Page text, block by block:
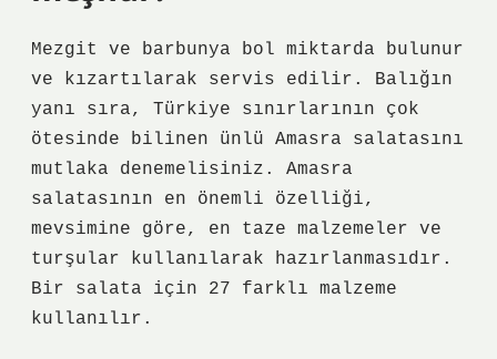
Mezgit ve barbunya bol miktarda bulunur
ve kızartılarak servis edilir. Balığın
yanı sıra, Türkiye sınırlarının çok
ötesinde bilinen ünlü Amasra salatasını
mutlaka denemelisiniz. Amasra
salatasının en önemli özelliği,
mevsimine göre, en taze malzemeler ve
turşular kullanılarak hazırlanmasıdır.
Bir salata için 27 farklı malzeme
kullanılır.